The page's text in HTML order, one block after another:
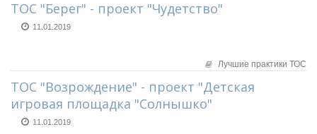
ТОС "Берег" - проект "Чудетство"
11.01.2019
Лучшие практики ТОС
ТОС "Возрождение" - проект "Детская
игровая площадка "Солнышко"
11.01.2019